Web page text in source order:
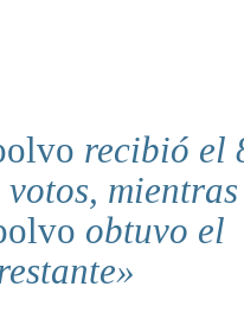
recibió el
votos,
obtuvo el